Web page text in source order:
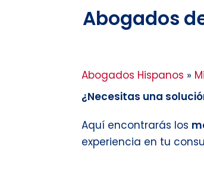
Abogados
Abogados Hispanos »
¿Necesitas una
Aquí encontrarás los
experiencia en tu